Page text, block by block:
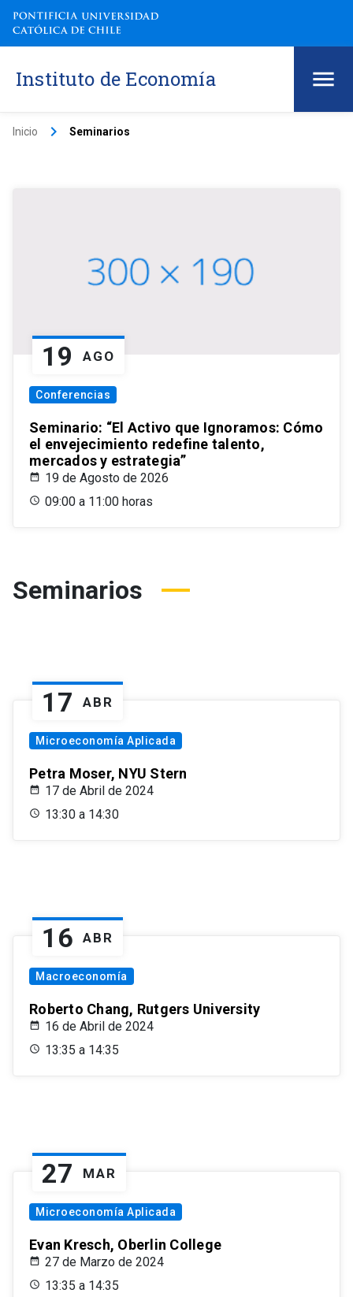
Instituto de Economía
Inicio keyboard_arrow_right Seminarios
19 AGO
Conferencias
Seminario: “El Activo que Ignoramos: Cómo
el envejecimiento redefine talento,
mercados y estrategia”
19 de Agosto de 2026
09:00 a 11:00 horas
Seminarios
17 ABR
Microeconomía Aplicada
Petra Moser, NYU Stern
17 de Abril de 2024
13:30 a 14:30
16 ABR
Macroeconomía
Roberto Chang, Rutgers University
16 de Abril de 2024
13:35 a 14:35
27 MAR
Microeconomía Aplicada
Evan Kresch, Oberlin College
27 de Marzo de 2024
13:35 a 14:35